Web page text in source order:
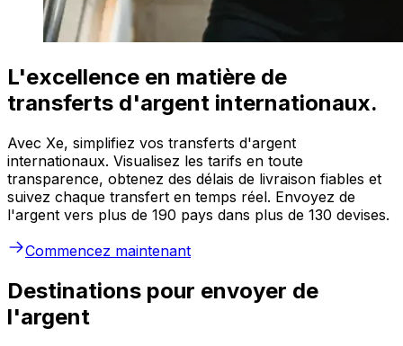
L'excellence en matière de
transferts d'argent internationaux.
Avec Xe, simplifiez vos transferts d'argent
internationaux. Visualisez les tarifs en toute
transparence, obtenez des délais de livraison fiables et
suivez chaque transfert en temps réel. Envoyez de
l'argent vers plus de 190 pays dans plus de 130 devises.
Commencez maintenant
Destinations pour envoyer de
l'argent